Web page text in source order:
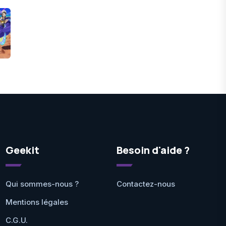
Geekit
Qui sommes-nous ?
Mentions légales
C.G.U.
Besoin d'aide ?
Contactez-nous